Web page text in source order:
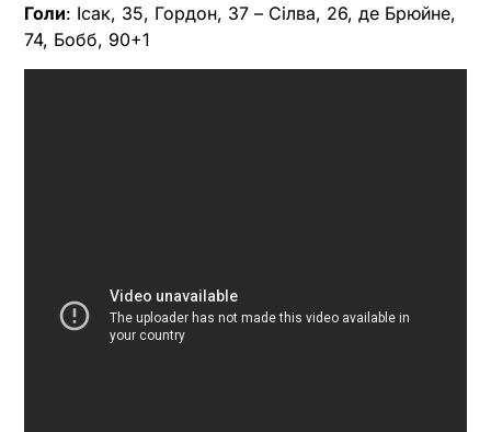
Голи: Ісак, 35, Гордон, 37 – Сілва, 26, де Брюйне,
74, Бобб, 90+1